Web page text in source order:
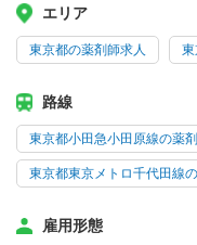
エリア
東京都の薬剤師求人 東
路線
東京都小田急小田原線の薬
東京都東京メトロ千代田線
雇用形態